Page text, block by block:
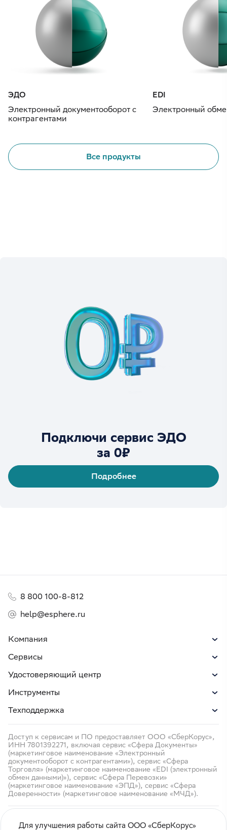
Подключи сервис ЭДО
за 0₽
Подробнее
ЭДО
Электронный документооборот с
контрагентами
EDI
Электронный
Все продукты
Компания
Сервисы
Удостоверяющий центр
Инструменты
Техподдержка
8 800 100-8-812
help@esphere.ru
Доступ к сервисам и ПО предоставляет ООО «СберКорус»,
ИНН 7801392271, включая сервис «Сфера Документы»
(маркетинговое наименование «Электронный
документооборот с контрагентами»), сервис «Сфера
Торговля» (маркетинговое наименование «EDI (электронный
обмен данными)»), сервис «Сфера Перевозки»
(маркетинговое наименование «ЭПД»), сервис «Сфера
Доверенности» (маркетинговое наименование «МЧД»).
Для улучшения работы сайта ООО «СберКорус»